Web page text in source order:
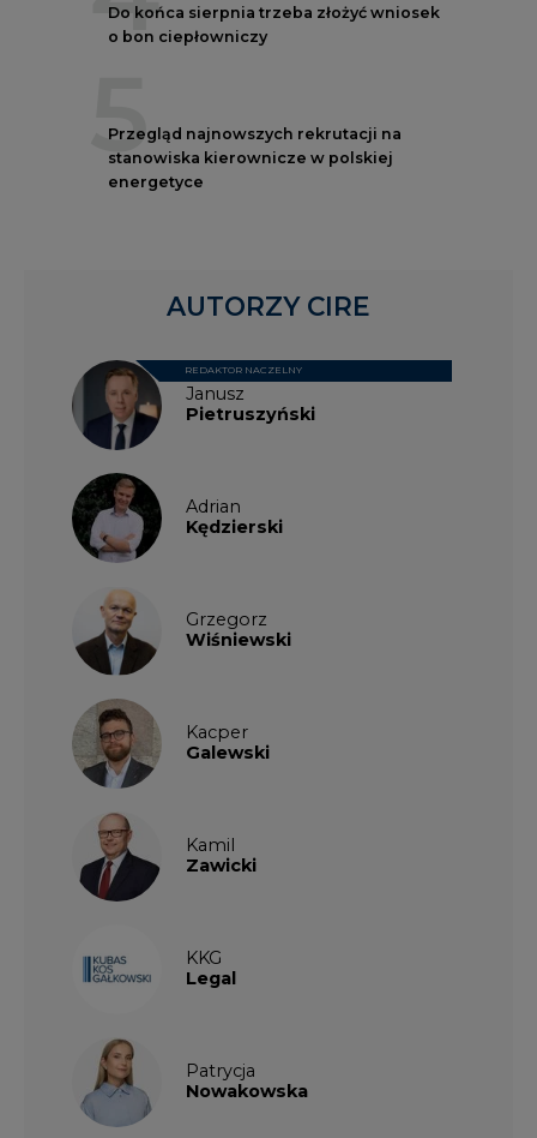
Do końca sierpnia trzeba złożyć wniosek
o bon ciepłowniczy
5
Przegląd najnowszych rekrutacji na
stanowiska kierownicze w polskiej
energetyce
Janusz
Pietruszyński
REDAKTOR NACZELNY
Adrian
Kędzierski
Grzegorz
Wiśniewski
Kacper
Galewski
Kamil
Zawicki
KKG
Legal
Patrycja
Nowakowska
AUTORZY CIRE